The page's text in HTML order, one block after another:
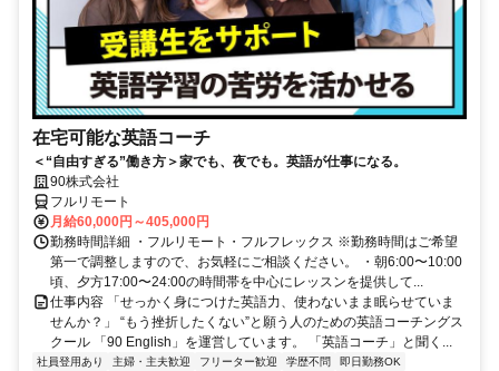
在宅可能な英語コーチ
＜“自由すぎる”働き方＞家でも、夜でも。英語が仕事になる。
90株式会社
フルリモート
月給60,000円～405,000円
勤務時間詳細 ・フルリモート・フルフレックス ※勤務時間はご希望
第一で調整しますので、お気軽にご相談ください。 ・朝6:00〜10:00
頃、夕方17:00〜24:00の時間帯を中心にレッスンを提供して...
仕事内容 「せっかく身につけた英語力、使わないまま眠らせていま
せんか？」 “もう挫折したくない”と願う人のための英語コーチングス
クール 「90 English」を運営しています。 「英語コーチ」と聞く...
社員登用あり 主婦・主夫歓迎 フリーター歓迎 学歴不問
即日勤務OK